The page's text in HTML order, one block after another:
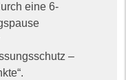
eine6-
–
.